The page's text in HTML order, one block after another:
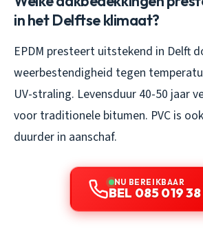
in het Delftse klimaat?
EPDM presteert uitstekend in Delft
weerbestendigheid tegen
UV-straling. Levensduur 40-50 jaar
voor traditionele bitumen. PVC is
duurder in aanschaf.
NU BEREIKBAAR
BEL 085 019